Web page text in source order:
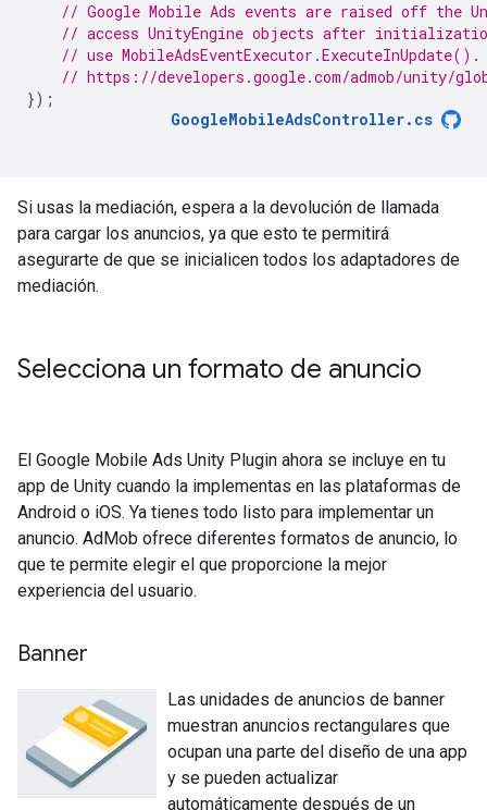
// Google Mobile Ads events are raised off the
// access UnityEngine objects after
// use
// https://developers.google.com/admob/unity/
});
GoogleMobileAdsController. cs
Si usas la mediación, espera a la devolución de llamada
para cargar los anuncios, ya que esto te permitirá
asegurarte de que se inicialicen todos los adaptadores de
mediación.
Selecciona un formato de anuncio
El Google Mobile Ads Unity Plugin ahora se incluye en tu
app de Unity cuando la implementas en las plataformas de
Android o iOS. Ya tienes todo listo para implementar un
anuncio. AdMob ofrece diferentes formatos de anuncio, lo
que te permite elegir el que proporcione la mejor
experiencia del usuario.
Banner
Las unidades de anuncios de banner
muestran anuncios rectangulares que
ocupan una parte del diseño de una app
y se pueden actualizar
automáticamente después de un